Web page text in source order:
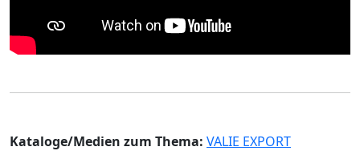
Kataloge/Medien zum Thema: VALIE EXPORT